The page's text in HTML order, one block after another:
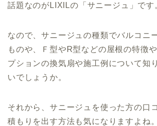
話題なのがLIXILの「サニージュ」です
なので、サニージュの種類でバルコニ
ものや、Ｆ型やR型などの屋根の特徴
プションの換気扇や施工例について知
いでしょうか。
それから、サニージュを使った方の口
積もりを出す方法も気になりますよね。